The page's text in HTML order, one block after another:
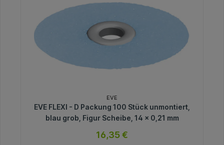
EVE
EVE FLEXI - D Packung 100 Stück unmontiert,
blau grob, Figur Scheibe, 14 x 0,21 mm
16,35 €